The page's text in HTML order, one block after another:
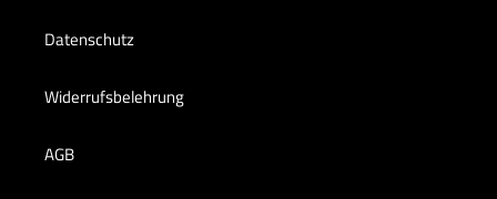
Datenschutz
Widerrufsbelehrung
AGB